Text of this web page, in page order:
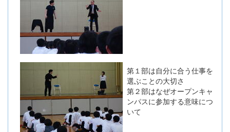
第１部は自分に合う仕事を
選ぶことの大切さ
第２部はなぜオープンキャ
ンパスに参加する意味につ
いて